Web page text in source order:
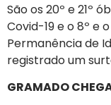
São os 20º e 21º
Covid-19 e o 8º e
Permanência de
registrado um
GRAMADO